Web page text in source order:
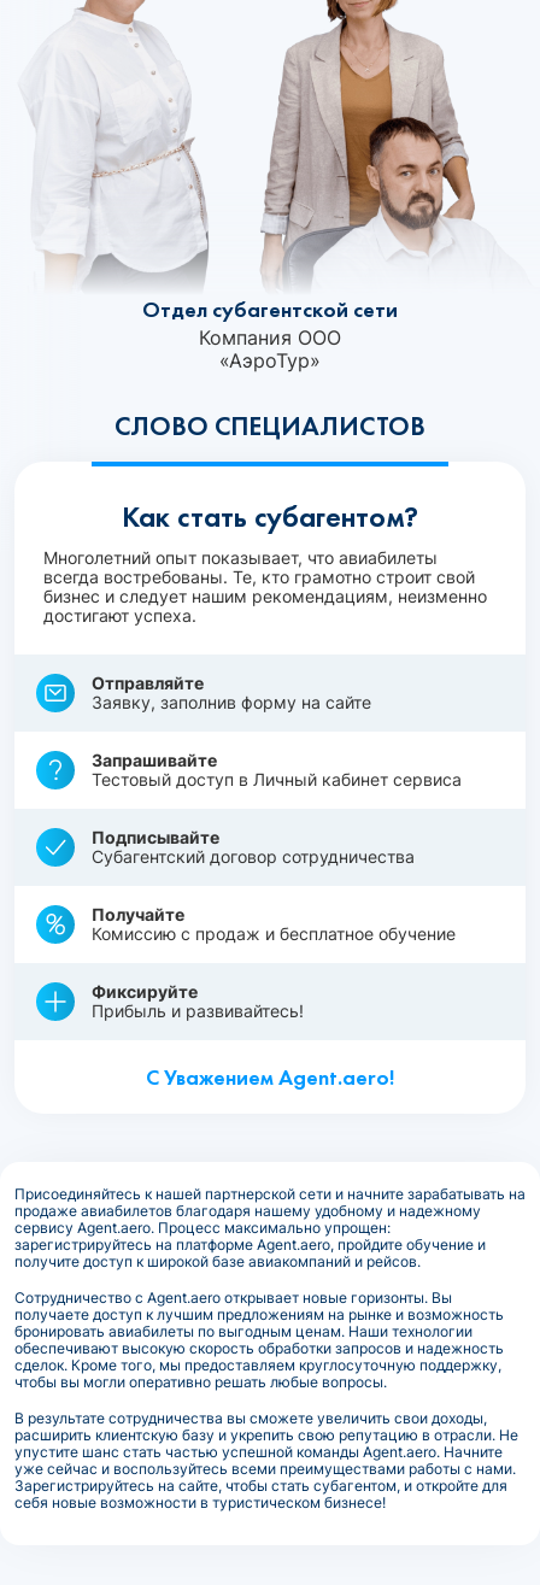
СЛОВО СПЕЦИАЛИСТОВ
Отдел субагентской сети
Компания ООО
«АэроТур»
Как стать субагентом?
Многолетний опыт показывает, что авиабилеты
всегда востребованы. Те, кто грамотно строит свой
бизнес и следует нашим рекомендациям, неизменно
достигают успеха.
Отправляйте
Заявку, заполнив форму на сайте
Запрашивайте
Тестовый доступ в Личный кабинет сервиса
Подписывайте
Субагентский договор сотрудничества
Получайте
Комиссию с продаж и бесплатное обучение
Фиксируйте
Прибыль и развивайтесь!
С Уважением Agent.aero!
Присоединяйтесь к нашей партнерской сети и начните зарабатывать на
продаже авиабилетов благодаря нашему удобному и надежному
сервису Agent.aero. Процесс максимально упрощен:
зарегистрируйтесь на платформе Agent.aero, пройдите обучение и
получите доступ к широкой базе авиакомпаний и рейсов.
Сотрудничество с Agent.aero открывает новые горизонты. Вы
получаете доступ к лучшим предложениям на рынке и возможность
бронировать авиабилеты по выгодным ценам. Наши технологии
обеспечивают высокую скорость обработки запросов и надежность
сделок. Кроме того, мы предоставляем круглосуточную поддержку,
чтобы вы могли оперативно решать любые вопросы.
В результате сотрудничества вы сможете увеличить свои доходы,
расширить клиентскую базу и укрепить свою репутацию в отрасли. Не
упустите шанс стать частью успешной команды Agent.aero. Начните
уже сейчас и воспользуйтесь всеми преимуществами работы с нами.
Зарегистрируйтесь на сайте, чтобы стать субагентом, и откройте для
себя новые возможности в туристическом бизнесе!